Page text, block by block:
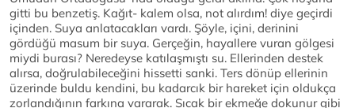
gitti bu benzetiş. Kağıt- kalem olsa, not alırdım! diye geçirdi
içinden. Suya anlatacakları vardı. Şöyle, içini, derinini
gördüğü masum bir suya. Gerçeğin, hayallere vuran gölgesi
miydi burası? Neredeyse katılaşmıştı su. Ellerinden destek
alırsa, doğrulabileceğini hissetti sanki. Ters dönüp ellerinin
üzerinde buldu kendini, bu kadarcık bir hareket için oldukça
zorlandığının farkına vararak. Sıcak bir ekmeğe dokunur gibi